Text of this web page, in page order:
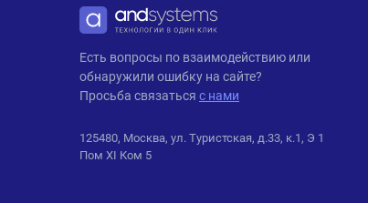
ANDPRO
Есть вопросы по взаимодействию или
обнаружили ошибку на сайте?
Просьба связаться с нами
125480, Москва, ул. Туристская, д.33, к.1, Э 1
Пом XI Ком 5